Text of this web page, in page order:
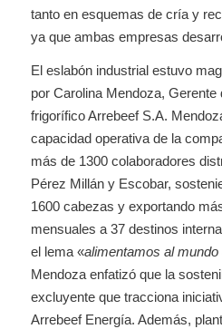
tanto en esquemas de cría y
ya que ambas empresas
El eslabón industrial estuvo
por Carolina Mendoza,
frigorífico Arrebeef S.A.
capacidad operativa de la
más de 1300 colaboradores
Pérez Millán y Escobar,
1600 cabezas y exportando
mensuales a 37 destinos
el lema «alimentamos al
Mendoza enfatizó que la
excluyente que tracciona
Arrebeef Energía. Además,